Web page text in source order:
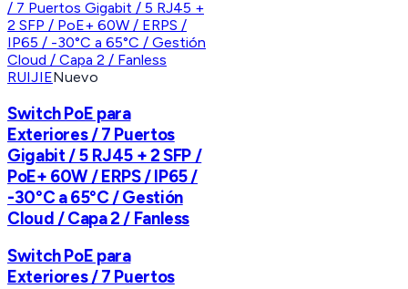
RUIJIENuevo
Switch PoE para
Exteriores / 7 Puertos
Gigabit / 5 RJ45 + 2 SFP /
PoE+ 60W / ERPS / IP65 /
-30°C a 65°C / Gestión
Cloud / Capa 2 / Fanless
Switch PoE para
Exteriores / 7 Puertos